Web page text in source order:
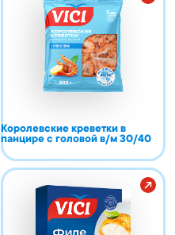
Королевские креветки в
панцире с головой в/м 30/40